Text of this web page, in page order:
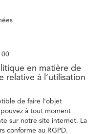
00
en matière de
relative à l’utilisation
de faire l’objet
pouvez à tout moment
sur notre site internet. La
conforme au RGPD.